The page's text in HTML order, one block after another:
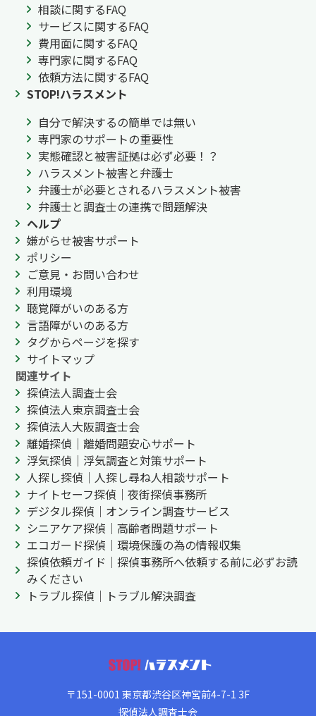
相談に関するFAQ
サービスに関するFAQ
費用面に関するFAQ
専門家に関するFAQ
依頼方法に関するFAQ
STOP!ハラスメント
自分で解決するの簡単では無い
専門家のサポートの重要性
実態確認と被害証拠は必ず必要！？
ハラスメント被害と弁護士
弁護士が必要とされるハラスメント被害
弁護士と調査士の連携で問題解決
ヘルプ
嫌がらせ被害サポート
ポリシー
ご意見・お問い合わせ
利用環境
聴覚障がいのある方
言語障がいのある方
タグからページを探す
サイトマップ
関連サイト
探偵法人調査士会
探偵法人東京調査士会
探偵法人大阪調査士会
離婚探偵｜離婚問題安心サポート
浮気探偵｜浮気調査と対策サポート
人探し探偵｜人探し尋ね人相談サポート
ナイトセーフ探偵｜夜街探偵事務所
デジタル探偵｜オンライン調査サービス
シニアケア探偵｜高齢者問題サポート
エコガード探偵｜環境保護の為の情報収集
探偵依頼ガイド｜探偵事務所へ依頼する前に必ずお読
みください
トラブル探偵｜トラブル解決調査
〒151-0001 東京都渋谷区神宮前4-7-1 3F
探偵法人調査士会